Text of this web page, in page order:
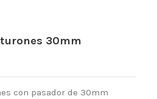
30mm
con pasador de 30mm